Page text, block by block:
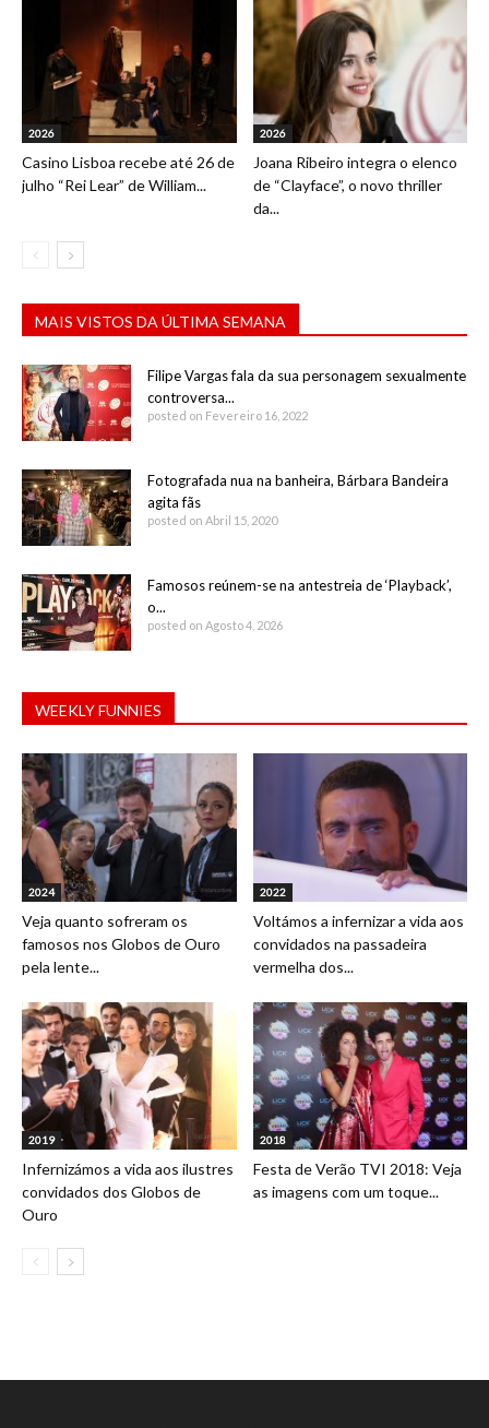
2026
Casino Lisboa recebe até 26 de
julho “Rei Lear” de William...
2026
Joana Ribeiro integra o elenco
de “Clayface”, o novo thriller
da...
MAIS VISTOS DA ÚLTIMA SEMANA
Filipe Vargas fala da sua personagem sexualmente
controversa...
posted on Fevereiro 16, 2022
Fotografada nua na banheira, Bárbara Bandeira
agita fãs
posted on Abril 15, 2020
Famosos reúnem-se na antestreia de ‘Playback’,
o...
posted on Agosto 4, 2026
WEEKLY FUNNIES
2024
Veja quanto sofreram os
famosos nos Globos de Ouro
pela lente...
2022
Voltámos a infernizar a vida aos
convidados na passadeira
vermelha dos...
2019
Infernizámos a vida aos ilustres
convidados dos Globos de
Ouro
2018
Festa de Verão TVI 2018: Veja
as imagens com um toque...